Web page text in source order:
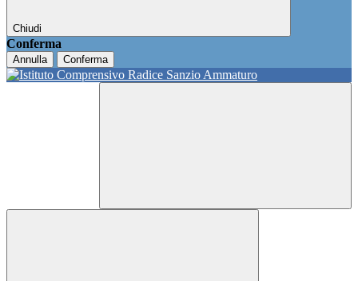
Chiudi
Conferma
Annulla Conferma